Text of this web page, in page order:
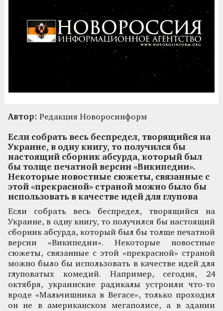
Автор: Редакция Новоросинформ
Если собрать весь беспредел, творящийся на
Украине, в одну книгу, то получился бы
настоящий сборник абсурда, который был
бы толще печатной версии «Википедии».
Некоторые новостные сюжеты, связанные с
этой «прекрасной» страной можно было бы
использовать в качестве идей для глупова
Если собрать весь беспредел, творящийся на
Украине, в одну книгу, то получился бы настоящий
сборник абсурда, который был бы толще печатной
версии «Википедии». Некоторые новостные
сюжеты, связанные с этой «прекрасной» страной
можно было бы использовать в качестве идей для
глуповатых комедий. Например, сегодня, 24
октября, украинские радикалы устроили что-то
вроде «Мальчишника в Вегасе», только проходил
он не в американском мегаполисе, а в здании